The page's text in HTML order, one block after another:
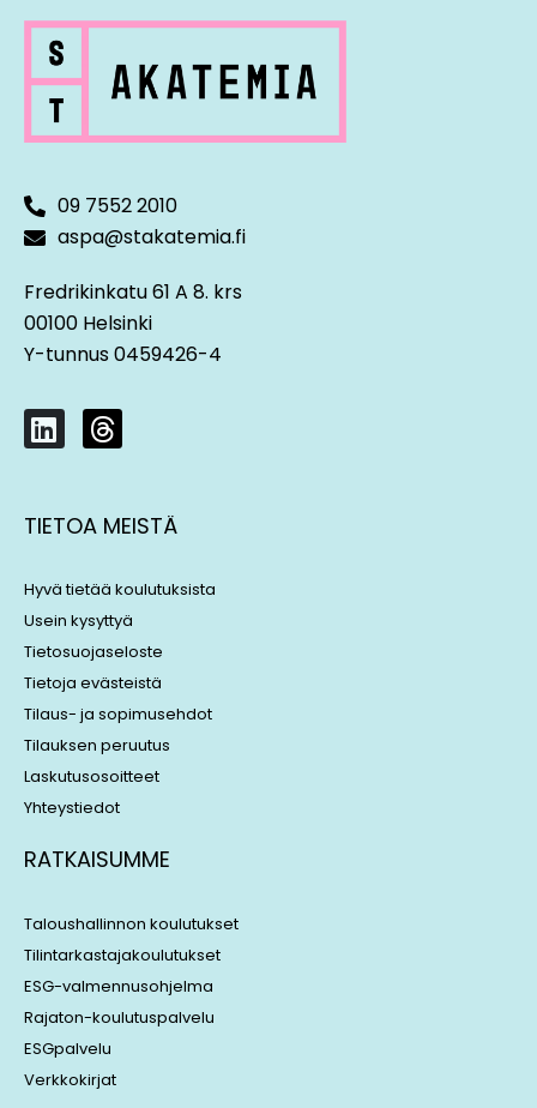
09 7552 2010
aspa@stakatemia.fi
Fredrikinkatu 61 A 8. krs
00100 Helsinki
Y-tunnus 0459426-4
L
i
k
e
i
n
T
h
e
a
s
TIETOA MEISTÄ
Hyvä tietää koulutuksista
Usein kysyttyä
Tietosuojaseloste
Tietoja evästeistä
Tilaus- ja sopimusehdot
Tilauksen peruutus
Laskutusosoitteet
Yhteystiedot
RATKAISUMME
Taloushallinnon koulutukset
Tilintarkastajakoulutukset
ESG-valmennusohjelma
Rajaton-koulutuspalvelu
ESGpalvelu
Verkkokirjat